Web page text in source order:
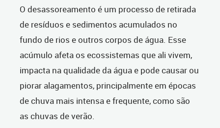
O desassoreamento é um processo de retirada
de resíduos e sedimentos acumulados no
fundo de rios e outros corpos de água. Esse
acúmulo afeta os ecossistemas que ali vivem,
impacta na qualidade da água e pode causar ou
piorar alagamentos, principalmente em épocas
de chuva mais intensa e frequente, como são
as chuvas de verão.